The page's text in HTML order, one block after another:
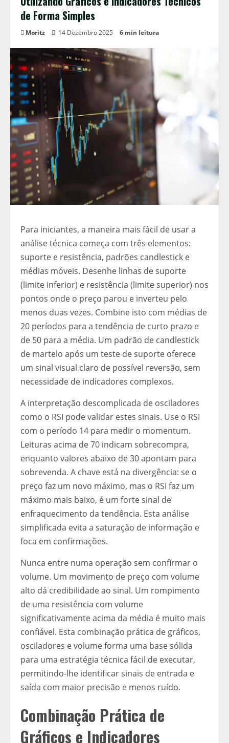
de Forma Simples
Moritz 14 Dezembro 2025 6 min leitura
Para iniciantes, a maneira mais fácil de usar a
análise técnica começa com três elementos:
suporte e resistência, padrões candlestick e
médias móveis. Desenhe linhas de suporte
(limite inferior) e resistência (limite superior) nos
pontos onde o preço parou e inverteu pelo
menos duas vezes. Combine isto com médias de
20 períodos para a tendência de curto prazo e
de 50 para a média. Um padrão de candlestick
de martelo após um teste de suporte oferece
um sinal visual claro de possível reversão, sem
necessidade de indicadores complexos.
A interpretação descomplicada de osciladores
como o RSI pode validar estes sinais. Use o RSI
com o período 14 para medir o momentum.
Leituras acima de 70 indicam sobrecompra,
enquanto valores abaixo de 30 apontam para
sobrevenda. A chave está na divergência: se o
preço faz um novo máximo, mas o RSI faz um
máximo mais baixo, é um forte sinal de
enfraquecimento da tendência. Esta análise
simplificada evita a saturação de informação e
foca em confirmações.
Nunca entre numa operação sem confirmar o
volume. Um movimento de preço com volume
alto dá credibilidade ao sinal. Um rompimento
de uma resistência com volume
significativamente acima da média é muito mais
confiável. Esta combinação prática de gráficos,
osciladores e volume forma uma base sólida
para uma estratégia técnica fácil de executar,
permitindo-lhe identificar sinais de entrada e
saída com maior precisão e menos ruído.
Combinação Prática de
Gráficos e Indicadores